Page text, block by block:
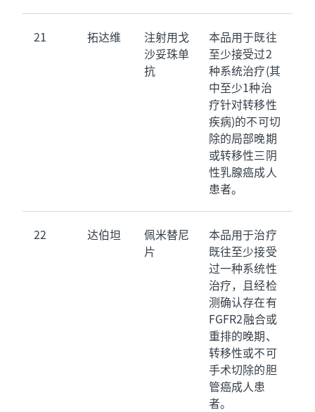
21 拓达维
注射用戈
沙妥珠单
抗
本品用于既往
至少接受过2
种系统治疗(其
中至少1种治
疗针对转移性
疾病)的不可切
除的局部晚期
或转移性三阴
性乳腺癌成人
患者。
22 达伯坦
佩米替尼
片
本品用于治疗
既往至少接受
过一种系统性
治疗，且经检
测确认存在有
FGFR2融合或
重排的晚期、
转移性或不可
手术切除的胆
管癌成人患
者。